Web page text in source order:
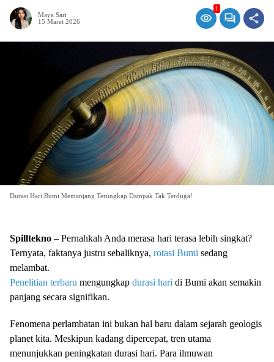
Maya Sari
15 Maret 2026
1
Durasi Hari Bumi Memanjang Terungkap Dampak Tak Terduga!
Spilltekno – Pernahkah Anda merasa hari terasa lebih singkat?
Ternyata, faktanya justru sebaliknya, rotasi Bumi sedang
melambat.
Penelitian terbaru mengungkap durasi hari di Bumi akan semakin
panjang secara signifikan.
Fenomena perlambatan ini bukan hal baru dalam sejarah geologis
planet kita. Meskipun kadang dipercepat, tren utama
menunjukkan peningkatan durasi hari. Para ilmuwan